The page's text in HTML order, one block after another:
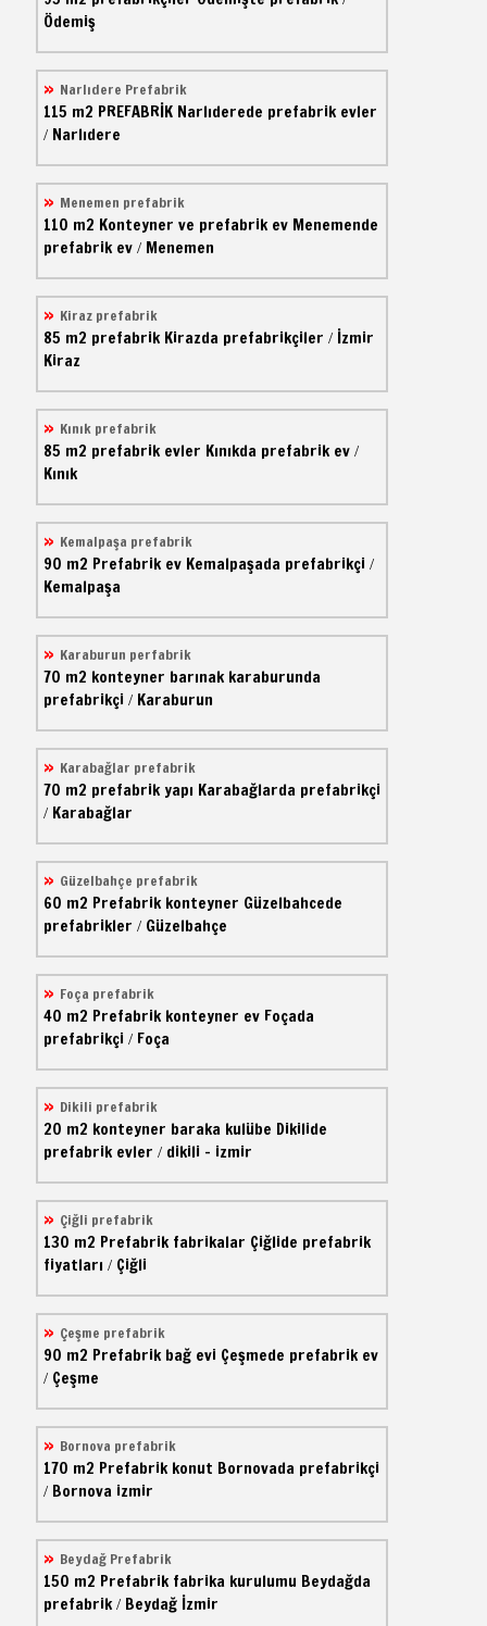
Ödemiş
Narlıdere Prefabrik
115 m2 PREFABRİK Narlıderede prefabrik evler
/ Narlıdere
Menemen prefabrik
110 m2 Konteyner ve prefabrik ev Menemende
prefabrik ev/ Menemen
Kiraz prefabrik
85 m2 prefabrik Kirazda prefabrikçiler / İzmir
Kiraz
Kınık prefabrik
85 m2 prefabrik evler Kınıkda prefabrik ev/
Kınık
Kemalpaşa prefabrik
90 m2 Prefabrik ev Kemalpaşada prefabrikçi /
Kemalpaşa
Karaburun perfabrik
70 m2 konteyner barınak karaburunda
prefabrikçi / Karaburun
Karabağlar prefabrik
70 m2 prefabrik yapı Karabağlarda prefabrikçi
/ Karabağlar
Güzelbahçe prefabrik
60 m2 Prefabrik konteyner Güzelbahcede
prefabrikler / Güzelbahçe
Foça prefabrik
40 m2 Prefabrik konteyner ev Foçada
prefabrikçi / Foça
Dikili prefabrik
20 m2 konteyner baraka kulübe Dikilide
prefabrik evler / dikili - izmir
Çiğli prefabrik
130 m2 Prefabrik fabrikalar Çiğlide prefabrik
fiyatları / Çiğli
Çeşme prefabrik
90 m2 Prefabrik bağ evi Çeşmede prefabrik ev
/ Çeşme
Bornova prefabrik
170 m2 Prefabrik konut Bornovada prefabrikçi
/ Bornova izmir
Beydağ Prefabrik
150 m2 Prefabrik fabrika kurulumu Beydağda
prefabrik/ Beydağ İzmir